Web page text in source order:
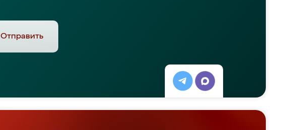
Отправить